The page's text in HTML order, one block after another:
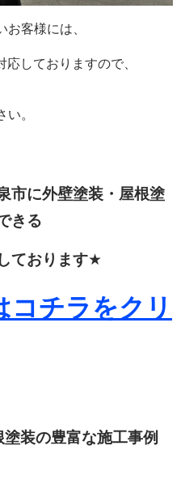
客様には、
しておりますので、
。
市に外壁塗装・屋根塗
きる
ております★
コチラをクリ
装の豊富な施工事例